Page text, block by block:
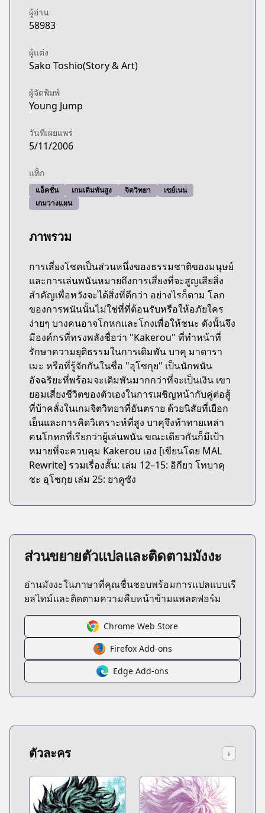
ผู้อ่าน
58983
ผู้แต่ง
Sako Toshio(Story & Art)
ผู้จัดพิมพ์
Young Jump
วันที่เผยแพร่
5/11/2006
แท็ก
แอ็คชั่น เกมเดิมพันสูง จิตวิทยา
เซย์เนน
เกมวางแผน
ภาพรวม
การเสี่ยงโชคเป็นส่วนหนึ่งของธรรมชาติของมนุษย์
และการเล่นพนันหมายถึงการเสี่ยงที่จะสูญเสียสิ่ง
สำคัญเพื่อหวังจะได้สิ่งที่ดีกว่า อย่างไรก็ตาม โลก
ของการพนันนั้นไม่ใช่ที่ที่ต้อนรับหรือให้อภัยใคร
ง่ายๆ บางคนอาจโกหกและโกงเพื่อให้ชนะ ดังนั้นจึง
มีองค์กรที่ทรงพลังชื่อว่า "Kakerou" ที่ทำหน้าที่
รักษาความยุติธรรมในการเดิมพัน บาคุ มาดารา
เมะ หรือที่รู้จักกันในชื่อ "อุโซกุย" เป็นนักพนัน
อัจฉริยะที่พร้อมจะเดิมพันมากกว่าที่จะเป็นเงิน เขา
ยอมเสี่ยงชีวิตของตัวเองในการเผชิญหน้ากับคู่ต่อสู้
ที่บ้าคลั่งในเกมจิตวิทยาที่อันตราย ด้วยนิสัยที่เยือก
เย็นและการคิดวิเคราะห์ที่สูง บาคุจึงท้าทายเหล่า
คนโกหกที่เรียกว่าผู้เล่นพนัน ขณะเดียวกันก็มีเป้า
หมายที่จะควบคุม Kakerou เอง [เขียนโดย MAL
Rewrite] รวมเรื่องสั้น: เล่ม 12–15: อิกียว โทบาคุ
ชะ อุโซกุย เล่ม 25: ยาคูซัง
ส่วนขยายตัวแปลและติดตามมังงะ
อ่านมังงะในภาษาที่คุณชื่นชอบพร้อมการแปลแบบเรี
ยลไทม์และติดตามความคืบหน้าข้ามแพลตฟอร์ม
Chrome Web Store
Firefox Add-ons
Edge Add-ons
ตัวละคร ↓